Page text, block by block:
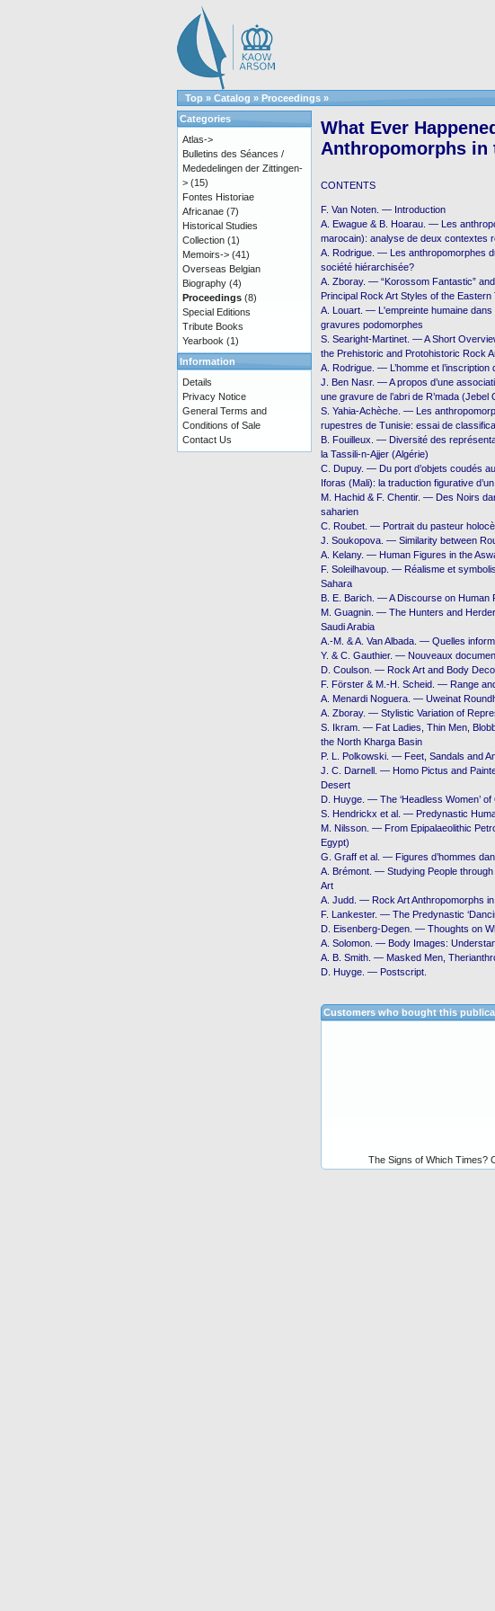
Top » Catalog » Proceedings »
What Ever
Anthropomorphs in
CONTENTS
F. Van Noten. — Introduction
A. Ewague & B. Hoarau. — Les
marocain): analyse de deux contextes
A. Rodrigue. — Les anthropomorphes
société hiérarchisée?
A. Zboray. — “Korossom Fantastic”
Principal Rock Art Styles of the Eastern
A. Louart. — L'empreinte humaine dans
gravures podomorphes
S. Searight-Martinet. — A Short
the Prehistoric and Protohistoric Rock
A. Rodrigue. — L’homme et
J. Ben Nasr. — A propos d’une
une gravure de l’abri de R’mada
S. Yahia-Achèche. — Les
rupestres de Tunisie: essai de
B. Fouilleux. — Diversité des
la Tassili-n-Ajjer (Algérie)
C. Dupuy. — Du port d’objets coudés
Iforas (Mali): la traduction figurative
M. Hachid & F. Chentir. — Des Noirs
saharien
C. Roubet. — Portrait du pasteur
J. Soukopova. — Similarity between
A. Kelany. — Human Figures in the
F. Soleilhavoup. — Réalisme et
Sahara
B. E. Barich. — A Discourse on Human
M. Guagnin. — The Hunters and
Saudi Arabia
A.-M. & A. Van Albada. — Quelles
Y. & C. Gauthier. — Nouveaux
D. Coulson. — Rock Art and Body
F. Förster & M.-H. Scheid. — Range
A. Menardi Noguera. — Uweinat
A. Zboray. — Stylistic Variation of
S. Ikram. — Fat Ladies, Thin Men,
the North Kharga Basin
P. L. Polkowski. — Feet, Sandals and
J. C. Darnell. — Homo Pictus and
Desert
D. Huyge. — The ‘Headless Women’
S. Hendrickx et al. — Predynastic
M. Nilsson. — From Epipalaeolithic
Egypt)
G. Graff et al. — Figures d’hommes
A. Brémont. — Studying People through
Art
A. Judd. — Rock Art Anthropomorphs
F. Lankester. — The Predynastic
D. Eisenberg-Degen. — Thoughts on
A. Solomon. — Body Images:
A. B. Smith. — Masked Men,
D. Huyge. — Postscript.
Customers who bought this
The Signs of Which Times?
Categories
Atlas->
Bulletins des Séances /
Mededelingen der Zittingen-
> (15)
Fontes Historiae
Africanae (7)
Historical Studies
Collection (1)
Memoirs-> (41)
Overseas Belgian
Biography (4)
Proceedings (8)
Special Editions
Tribute Books
Yearbook (1)
Information
Details
Privacy Notice
General Terms and
Conditions of Sale
Contact Us